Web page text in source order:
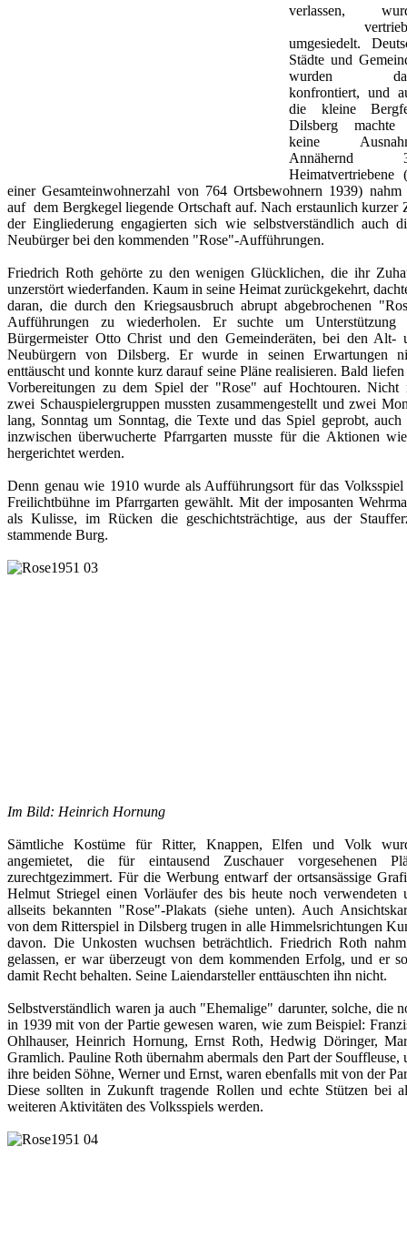
verlassen,
umgesiedelt.
Städte und
wurden
konfrontiert, und
die kleine
Dilsberg machte
keine
Annähernd
Heimatvertriebene
einer Gesamteinwohnerzahl von 764 Ortsbewohnern 1939) nahm
auf dem Bergkegel liegende Ortschaft auf. Nach erstaunlich kurzer
der Eingliederung engagierten sich wie selbstverständlich auch
Neubürger bei den kommenden "Rose"-Aufführungen.
Friedrich Roth gehörte zu den wenigen Glücklichen, die ihr
unzerstört wiederfanden. Kaum in seine Heimat zurückgekehrt,
daran, die durch den Kriegsausbruch abrupt abgebrochenen
Aufführungen zu wiederholen. Er suchte um Unterstützung
Bürgermeister Otto Christ und den Gemeinderäten, bei den Alt-
Neubürgern von Dilsberg. Er wurde in seinen Erwartungen
enttäuscht und konnte kurz darauf seine Pläne realisieren. Bald
Vorbereitungen zu dem Spiel der "Rose" auf Hochtouren. Nicht
zwei Schauspielergruppen mussten zusammengestellt und zwei
lang, Sonntag um Sonntag, die Texte und das Spiel geprobt, auch
inzwischen überwucherte Pfarrgarten musste für die Aktionen
hergerichtet werden.
Denn genau wie 1910 wurde als Aufführungsort für das Volksspiel
Freilichtbühne im Pfarrgarten gewählt. Mit der imposanten
als Kulisse, im Rücken die geschichtsträchtige, aus der
stammende Burg.
Im Bild: Heinrich Hornung
Sämtliche Kostüme für Ritter, Knappen, Elfen und Volk
angemietet, die für eintausend Zuschauer vorgesehenen
zurechtgezimmert. Für die Werbung entwarf der ortsansässige
Helmut Striegel einen Vorläufer des bis heute noch verwendeten
allseits bekannten "Rose"-Plakats (siehe unten). Auch
von dem Ritterspiel in Dilsberg trugen in alle Himmelsrichtungen
davon. Die Unkosten wuchsen beträchtlich. Friedrich Roth
gelassen, er war überzeugt von dem kommenden Erfolg, und er
damit Recht behalten. Seine Laiendarsteller enttäuschten ihn nicht.
Selbstverständlich waren ja auch "Ehemalige" darunter, solche, die
in 1939 mit von der Partie gewesen waren, wie zum Beispiel:
Ohlhauser, Heinrich Hornung, Ernst Roth, Hedwig Döringer,
Gramlich. Pauline Roth übernahm abermals den Part der Souffleuse,
ihre beiden Söhne, Werner und Ernst, waren ebenfalls mit von der
Diese sollten in Zukunft tragende Rollen und echte Stützen bei
weiteren Aktivitäten des Volksspiels werden.